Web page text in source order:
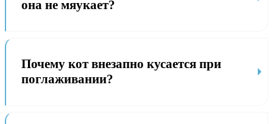
она не мяукает?
Почему кот внезапно кусается при
поглаживании?